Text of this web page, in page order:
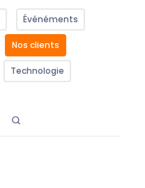
Événéments
Nos clients
Technologie